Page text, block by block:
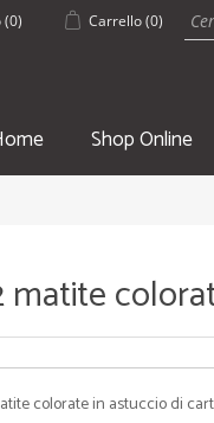
(0) Carrello(0)
Shop Online
ESTATE
•
matite
colorate in astuccio di